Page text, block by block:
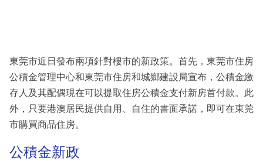
閱
專
區
東莞市近日發布兩項針對樓市的新政策。首先，東莞市住房
公積金管理中心和東莞市住房和城鄉建設局宣布，公積金繳
存人及其配偶現在可以提取住房公積金支付新房首付款。此
外，只要港澳居民提供自用、自住的書面承諾，即可在東莞
市購買商品住房。
公積金新政